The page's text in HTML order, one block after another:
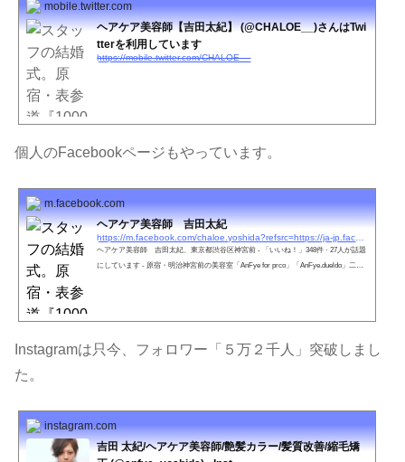
mobile.twitter.com
ヘアケア美容師【吉田太紀】 (@CHALOE__)さんはTwi
tterを利用しています
https://mobile.twitter.com/CHALOE__
個人のFacebookページもやっています。
m.facebook.com
ヘアケア美容師 吉田太紀
ヘアケア美容師 吉田太紀、東京都渋谷区神宮前 - 「いいね！」348件 · 27人が話題
にしています - 原宿・明治神宮前の美容室「AnFye for prco」「AnFye.dueldo」二&#
Instagramは只今、フォロワー「５万２千人」突破しまし
た。
instagram.com
吉田 太紀/ヘアケア美容師/艶髪カラー/髪質改善/縮毛矯